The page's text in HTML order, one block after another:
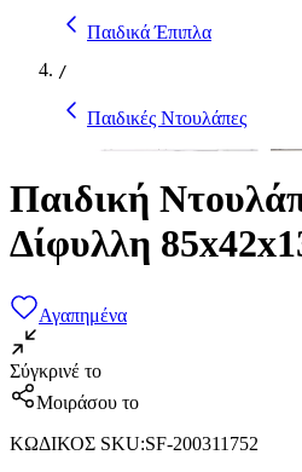
Παιδικά Έπιπλα
/
Παιδικές Ντουλάπες
Παιδική
Δίφυλλη
Αγαπημένα
Σύγκρινέ το
Μοιράσου το
ΚΩΔΙΚΟΣ SKU:SF-200311752